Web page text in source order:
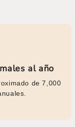
al año
de 7,000